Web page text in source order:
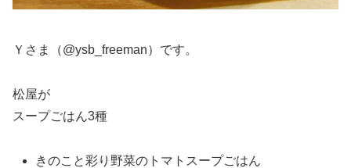
Ｙさま（@ysb_freeman）です。
松屋が
スープごはん3種
きのこと彩り野菜のトマトスープごはん